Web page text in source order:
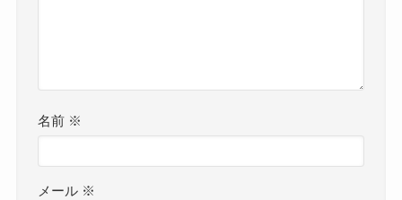
名前 ※
メール ※